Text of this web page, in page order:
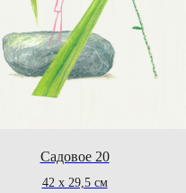
Садовое 20
42 х 29,5 см